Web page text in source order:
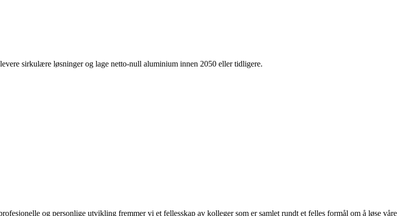
sirkulære løsninger og lage netto-null aluminium innen 2050 eller tidligere.
og personlige utvikling fremmer vi et fellesskap av kolleger som er samlet rundt et felles formål om å løse våre